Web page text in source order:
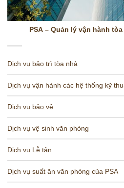
PSA – Quản lý vận hành
Dịch vụ bảo trì tòa nhà
Dịch vụ vận hành các hệ thống kỹ
Dịch vụ bảo vệ
Dịch vụ vệ sinh văn phòng
Dịch vụ Lễ tân
Dịch vụ suất ăn văn phòng của PSA